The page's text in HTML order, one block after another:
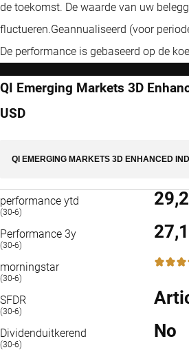
de toekomst. De waarde van uw
fluctueren.Geannualiseerd (voor
De performance is gebaseerd op de
QI Emerging Markets 3D
USD
QI EMERGING MARKETS 3D ENHANCED
performance ytd
(30-6)
Performance 3y
(30-6)
morningstar
(30-6)
5 / 5
SFDR
(30-6)
Dividenduitkerend
(30-6)
No